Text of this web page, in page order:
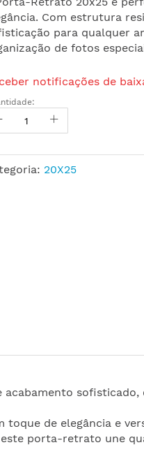
Com estrutura
para qualquer
de fotos
notificações de
20X25
de elegância e
porta-retrato une